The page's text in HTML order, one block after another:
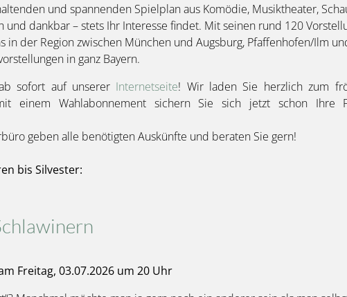
und spannenden Spielplan aus Komödie, Musiktheater,
dankbar – stets Ihr Interesse findet. Mit seinen rund 120
der Region zwischen München und Augsburg, Pfaffenhofen/Ilm
in ganz Bayern.
sofort auf unserer Internetseite! Wir laden Sie herzlich zum
einem Wahlabonnement sichern Sie sich jetzt schon Ihre
geben alle benötigten Auskünfte und beraten Sie gern!
bis Silvester:
Freitag, 03.07.2026 um 20 Uhr